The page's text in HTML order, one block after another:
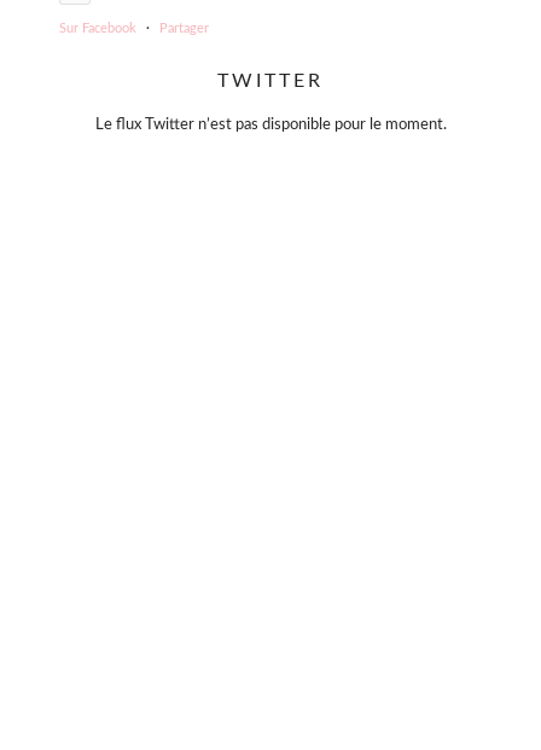
Sur Facebook · Partager
4 mois il y a
TWITTER
Le flux Twitter n’est pas disponible pour le moment.